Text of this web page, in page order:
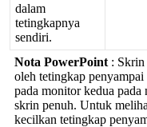
dalam
tetingkapnya
sendiri.
Nota PowerPoint : Skrin
oleh tetingkap penyampai
pada monitor kedua pada
skrin penuh. Untuk
kecilkan tetingkap